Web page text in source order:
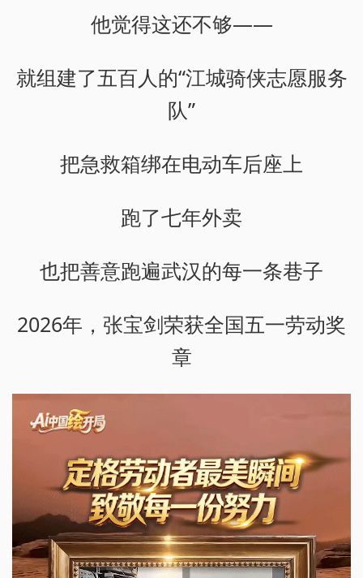
他觉得这还不够——
就组建了五百人的“江城骑侠志愿服务
队”
把急救箱绑在电动车后座上
跑了七年外卖
也把善意跑遍武汉的每一条巷子
2026年，张宝剑荣获全国五一劳动奖
章